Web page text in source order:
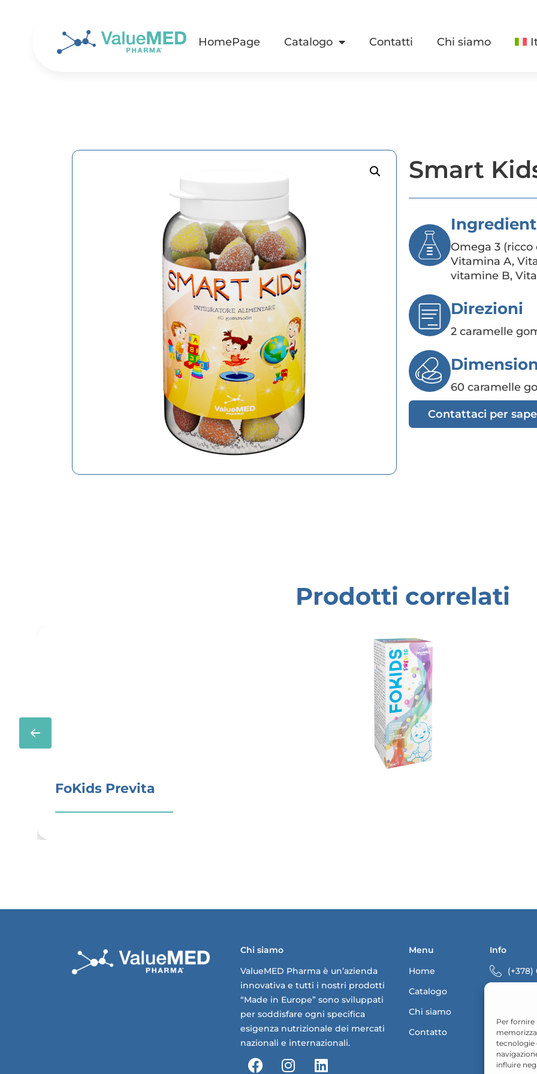
Per fornire
tecnologie
influire
HomePage Catalogo Contatti Chi siamo
Smart
Omega 3 (ricco
Vitamina A,
vitamine B,
Direzioni
2 caramelle
60 caramelle
Contattaci per
Prodotti correlati
FoKids Previta
Chi siamo
ValueMED Pharma è un’azienda
innovativa e tutti i nostri prodotti
“Made in Europe” sono sviluppati
per soddisfare ogni specifica
esigenza nutrizionale dei mercati
nazionali e internazionali.
Menu
Home
Catalogo
Chi siamo
Contatto
Info
(+378)